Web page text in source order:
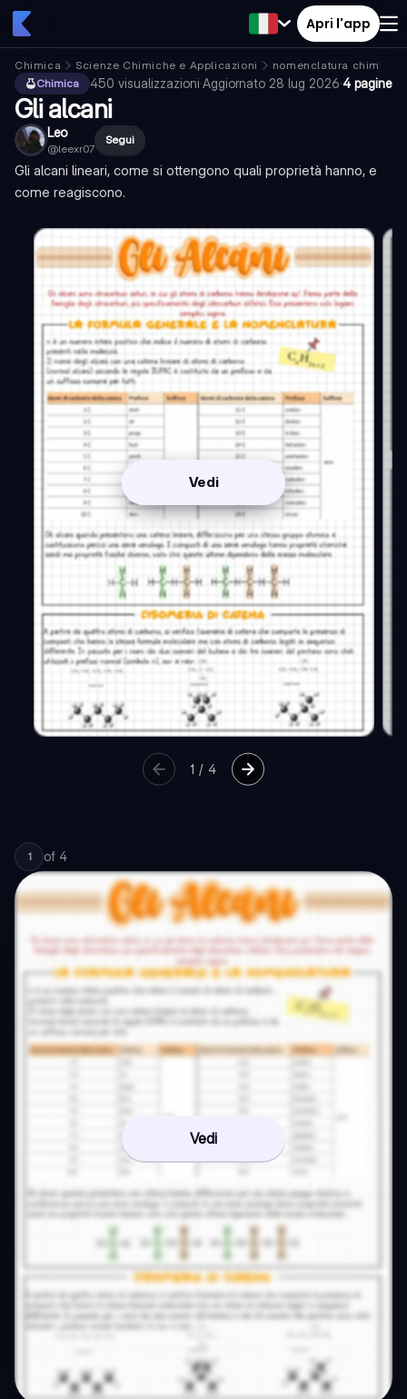
Apri l'app
Chimica Scienze Chimiche e Applicazioni
nomenclatura chimica
Chimica
450 visualizzazioni·Aggiornato 28 lug 2026·4 pagine
Gli alcani
Leo
@leexr07
Segui
Gli alcani lineari, come si ottengono quali proprietà hanno, e
come reagiscono.
Vedi
1 /4
1 of 4
Vedi